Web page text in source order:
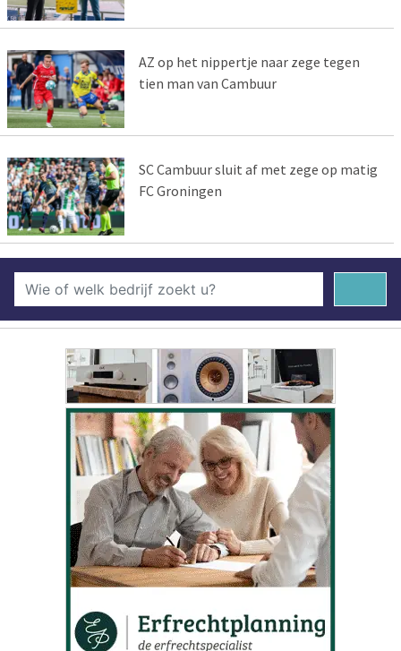
AZ op het nippertje naar zege tegen
tien man van Cambuur
SC Cambuur sluit af met zege op matig
FC Groningen